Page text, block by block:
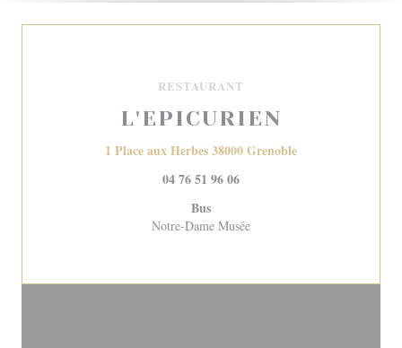
RESTAURANT
L'EPICURIEN
1 Place aux Herbes 38000 Grenoble((ouvre une
04 76 51 96 06
Bus
Notre-Dame Musée